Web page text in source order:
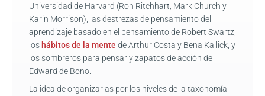
Universidad de Harvard (Ron Ritchhart, Mark Church y
Karin Morrison), las destrezas de pensamiento del
aprendizaje basado en el pensamiento de Robert Swartz,
los hábitos de la mente de Arthur Costa y Bena Kallick, y
los sombreros para pensar y zapatos de acción de
Edward de Bono.
La idea de organizarlas por los niveles de la taxonomía